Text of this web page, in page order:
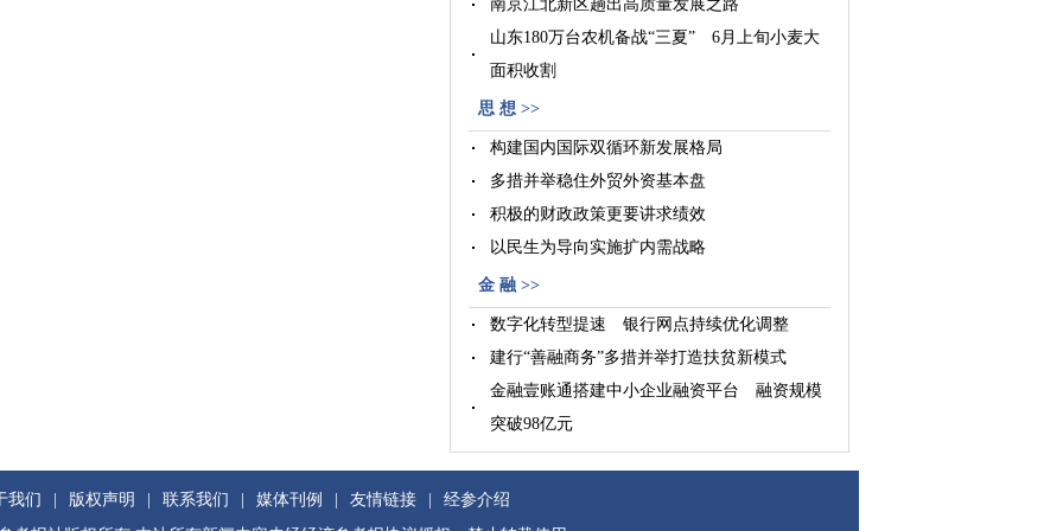
南京江北新区趟出高质量发展之路
山东180万台农机备战“三夏” 6月上旬小麦大
面积收割
今年前四月天津农产品出口逆势增长9.3%
思 想 >>
构建国内国际双循环新发展格局
多措并举稳住外贸外资基本盘
积极的财政政策更要讲求绩效
以民生为导向实施扩内需战略
金 融 >>
数字化转型提速 银行网点持续优化调整
建行“善融商务”多措并举打造扶贫新模式
金融壹账通搭建中小企业融资平台 融资规模
突破98亿元
《中国投资发展报告（2020）》：基建投资将
成经济稳增长重要抓手
我们 版权声明 联系我们 媒体刊例 友情链接
经参介绍